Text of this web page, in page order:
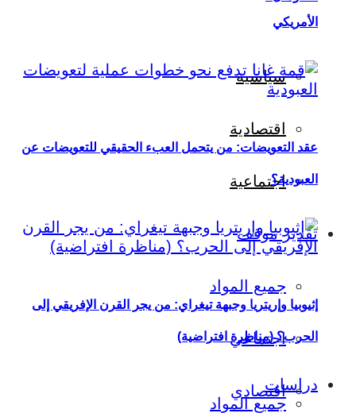
سياسية
اقتصادية
اجتماعية
تقدير موقف
جميع المواد
اجتماعي
اقتصادي
الأمريكي
عقد التعويضات: من يتحمل العبء الحقيقي للتعويضات عن
العبودية؟
إثيوبيا وإريتريا وجبهة تيغراي: من يجر القرن الإفريقي إلى
الحرب؟ (مناظرة افتراضية)
دراسات
جميع المواد